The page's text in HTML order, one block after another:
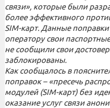
связи», которые были
более эффективного
SIM-карт. Данные
оператору свои
не сообщили свои
заблокированы.
Как сообщалось в
поправок – «пресечь
модулей (SIM-карт) без
оказание услуг связи